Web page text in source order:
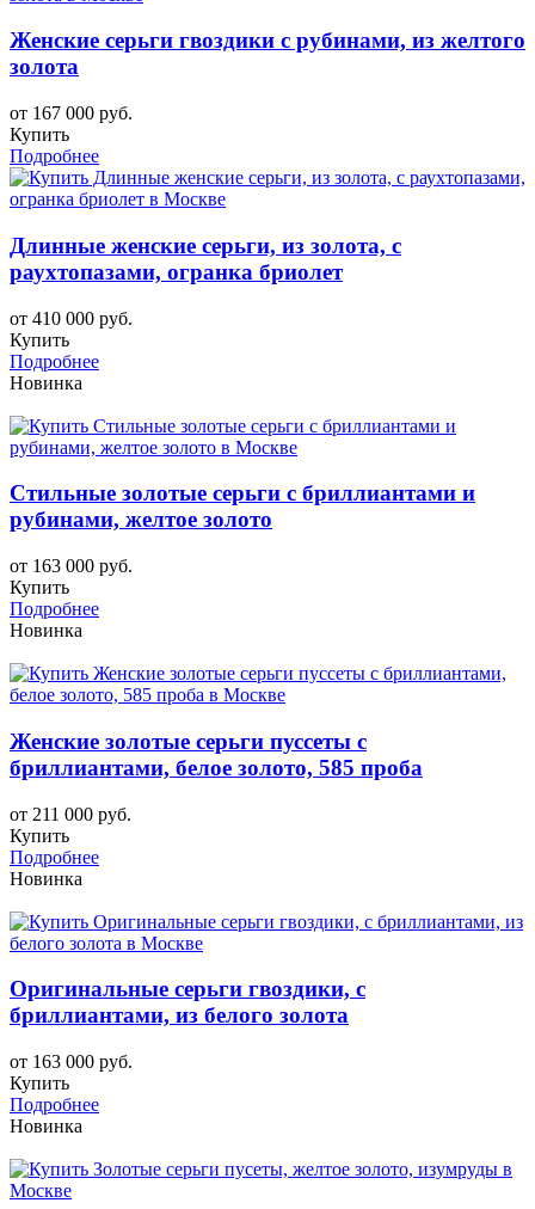
Женские серьги гвоздики с рубинами, из желтого
золота
от 167 000 руб.
Купить
Подробнее
Длинные женские серьги, из золота, с
раухтопазами, огранка бриолет
от 410 000 руб.
Купить
Подробнее
Новинка
Стильные золотые серьги с бриллиантами и
рубинами, желтое золото
от 163 000 руб.
Купить
Подробнее
Новинка
Женские золотые серьги пуссеты с
бриллиантами, белое золото, 585 проба
от 211 000 руб.
Купить
Подробнее
Новинка
Оригинальные серьги гвоздики, с
бриллиантами, из белого золота
от 163 000 руб.
Купить
Подробнее
Новинка